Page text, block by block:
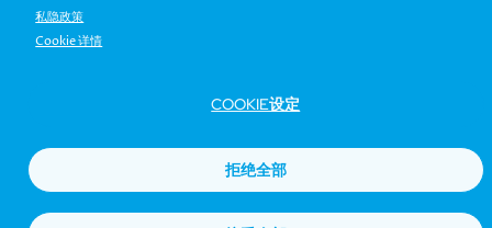
Footer无障碍声明私隐声明Cookie政策网站使用条款
私隐政策
Cookie 详情
COOKIE设定
拒绝全部